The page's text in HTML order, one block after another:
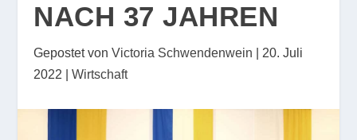
NACH 37 JAHREN
Gepostet vonVictoria Schwendenwein
20. Juli
2022 |Wirtschaft